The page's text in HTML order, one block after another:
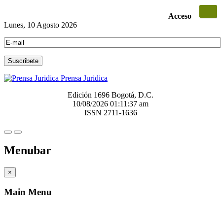
Acceso
Lunes, 10 Agosto 2026
Prensa Juridica
Edición 1696 Bogotá, D.C.
10/08/2026 01:11:37 am
ISSN 2711-1636
Menubar
×
Main Menu